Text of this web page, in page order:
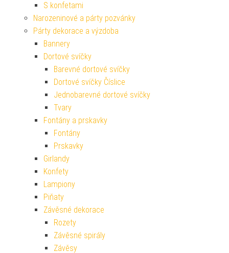
S konfetami
Narozeninové a párty pozvánky
Párty dekorace a výzdoba
Bannery
Dortové svíčky
Barevné dortové svíčky
Dortové svíčky Číslice
Jednobarevné dortové svíčky
Tvary
Fontány a prskavky
Fontány
Prskavky
Girlandy
Konfety
Lampiony
Piňaty
Závěsné dekorace
Rozety
Závěsné spirály
Závěsy